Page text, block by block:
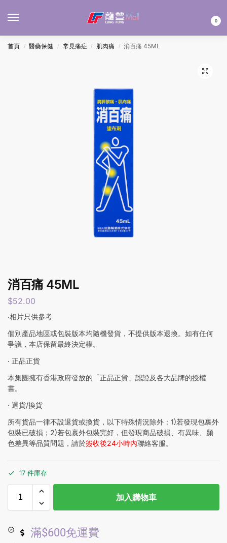
0
首頁 / 醫藥保健 / 常見痛症 / 肌肉痛 / 消百痛 45ML
消百痛 45ML
$52.00
‧相片只供參考
個別產品地區或包裝版本均隨機發貨，不提供版本退換。如有任何
爭議，本店保留最終決定權。
‧ 正品正貨
本集團擁有香港政府發放的「正品正貨」認證及各大品牌的授權
書。
‧ 退貨/換貨
所有貨品一律不設退貨或換貨，以下特殊情況除外：1)若發現包裹外
包裝已破損；2)若包裹外包裝完好，但發現商品破損、有異味、顏
色差異等品質問題，請於簽收後24小時內聯絡客服。
17 件庫存
加入購物車
滿$600免運費